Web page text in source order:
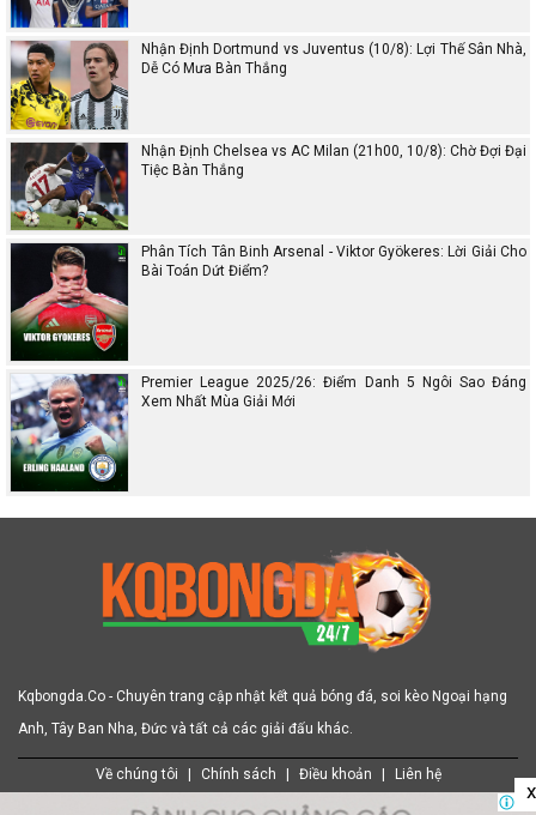
Nhận Định Dortmund vs Juventus (10/8): Lợi Thế Sân Nhà,
Dễ Có Mưa Bàn Thắng
Nhận Định Chelsea vs AC Milan (21h00, 10/8): Chờ Đợi Đại
Tiệc Bàn Thắng
Phân Tích Tân Binh Arsenal - Viktor Gyökeres: Lời Giải Cho
Bài Toán Dứt Điểm?
Premier League 2025/26: Điểm Danh 5 Ngôi Sao Đáng
Xem Nhất Mùa Giải Mới
x
Kqbongda.Co - Chuyên trang cập nhật kết quả bóng đá, soi kèo Ngoại hạng
Anh, Tây Ban Nha, Đức và tất cả các giải đấu khác.
Về chúng tôi Chính sách Điều khoản Liên hệ